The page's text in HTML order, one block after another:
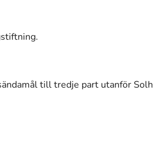
till tredje part utanför